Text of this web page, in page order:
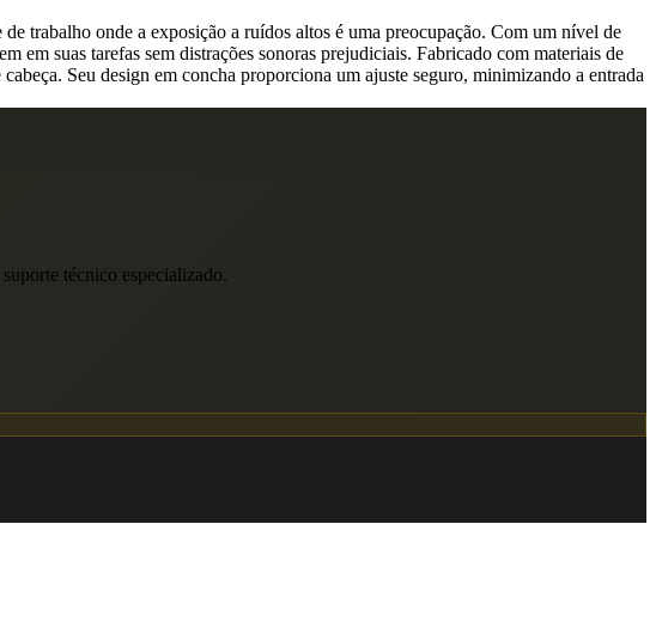
trabalho onde a exposição a ruídos altos é uma preocupação. Com um nível de
em suas tarefas sem distrações sonoras prejudiciais. Fabricado com materiais de
Seu design em concha proporciona um ajuste seguro, minimizando a entrada
técnico especializado.